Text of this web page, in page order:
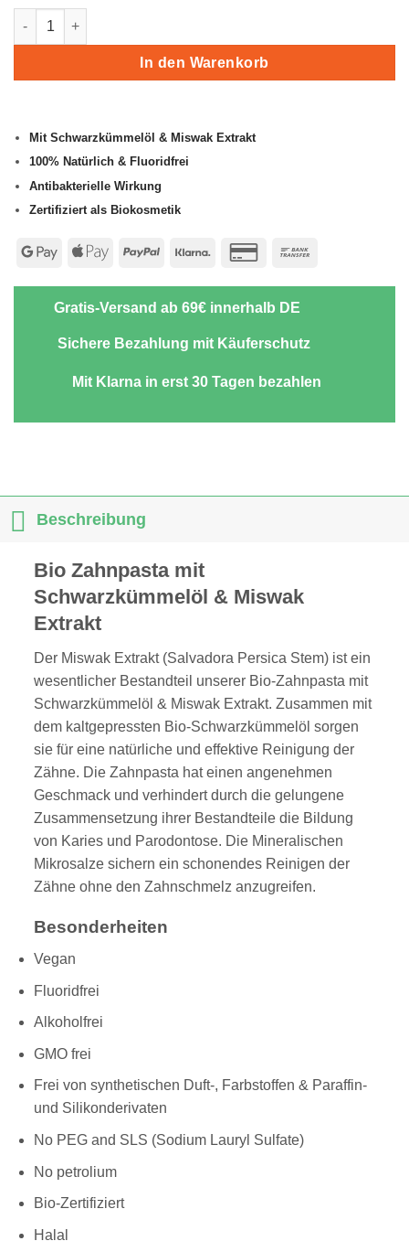
Bio Zahnpasta mit Schwarzkümmelöl & Miswak Extrakt Menge
In den Warenkorb
Mit Schwarzkümmelöl & Miswak Extrakt
100% Natürlich & Fluoridfrei
Antibakterielle Wirkung
Zertifiziert als Biokosmetik
Google Apple
PayPal Klarna
Credit
Gratis-Versand ab 69€ innerhalb DE
Sichere Bezahlung mit Käuferschutz
Mit Klarna in erst 30 Tagen bezahlen
Beschreibung
Bio Zahnpasta mit
Schwarzkümmelöl & Miswak
Extrakt
Der Miswak Extrakt (Salvadora Persica Stem) ist ein
wesentlicher Bestandteil unserer Bio-Zahnpasta mit
Schwarzkümmelöl & Miswak Extrakt. Zusammen mit
dem kaltgepressten Bio-Schwarzkümmelöl sorgen
sie für eine natürliche und effektive Reinigung der
Zähne. Die Zahnpasta hat einen angenehmen
Geschmack und verhindert durch die gelungene
Zusammensetzung ihrer Bestandteile die Bildung
von Karies und Parodontose. Die Mineralischen
Mikrosalze sichern ein schonendes Reinigen der
Zähne ohne den Zahnschmelz anzugreifen.
Besonderheiten
Vegan
Fluoridfrei
Alkoholfrei
GMO frei
Frei von synthetischen Duft-, Farbstoffen & Paraffin-
und Silikonderivaten
No PEG and SLS (Sodium Lauryl Sulfate)
No petrolium
Bio-Zertifiziert
Halal